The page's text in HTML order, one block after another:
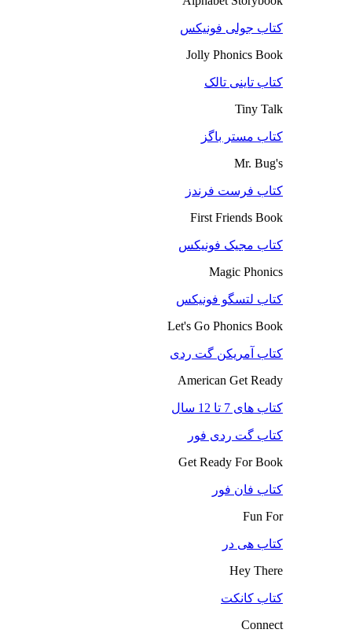
کتاب جولی فونیکس
Jolly Phonics Book
کتاب تاینی تالک
Tiny Talk
کتاب مستر باگز
Mr. Bug's
کتاب فرست فرندز
First Friends Book
کتاب مجیک فونیکس
Magic Phonics
کتاب لتسگو فونیکس
Let's Go Phonics Book
کتاب آمریکن گت ردی
American Get Ready
کتاب های 7 تا 12 سال
کتاب گت ردی فور
Get Ready For Book
کتاب فان فور
Fun For
کتاب هی در
Hey There
کتاب کانکت
Connect